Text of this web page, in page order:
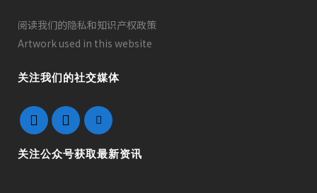
阅读我们的隐私和知识产权政策
Artwork used in this website
关注我们的社交媒体
关注公众号获取最新资讯